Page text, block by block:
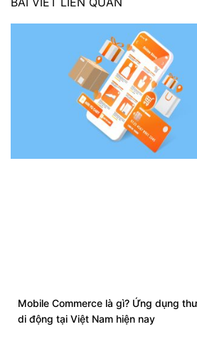
Mobile Commerce là gì? Ứng dụng
di động tại Việt Nam hiện nay